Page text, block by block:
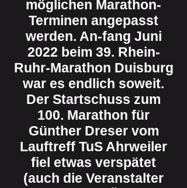
möglichen Marathon-
Terminen angepasst
werden. An-fang Juni
2022 beim 39. Rhein-
Ruhr-Marathon Duisburg
war es endlich soweit.
Der Startschuss zum
100. Marathon für
Günther Dreser vom
Lauftreff TuS Ahrweiler
fiel etwas verspätet
(auch die Veranstalter